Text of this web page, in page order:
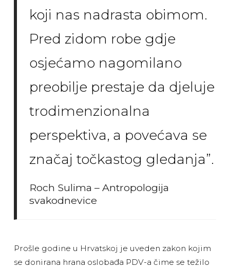
koji nas nadrasta obimom.
Pred zidom robe gdje
osjećamo nagomilano
preobilje prestaje da djeluje
trodimenzionalna
perspektiva, a povećava se
značaj točkastog gledanja”.
Roch Sulima – Antropologija
svakodnevice
Prošle godine u Hrvatskoj je uveden zakon kojim
se donirana hrana oslobađa PDV-a čime se težilo